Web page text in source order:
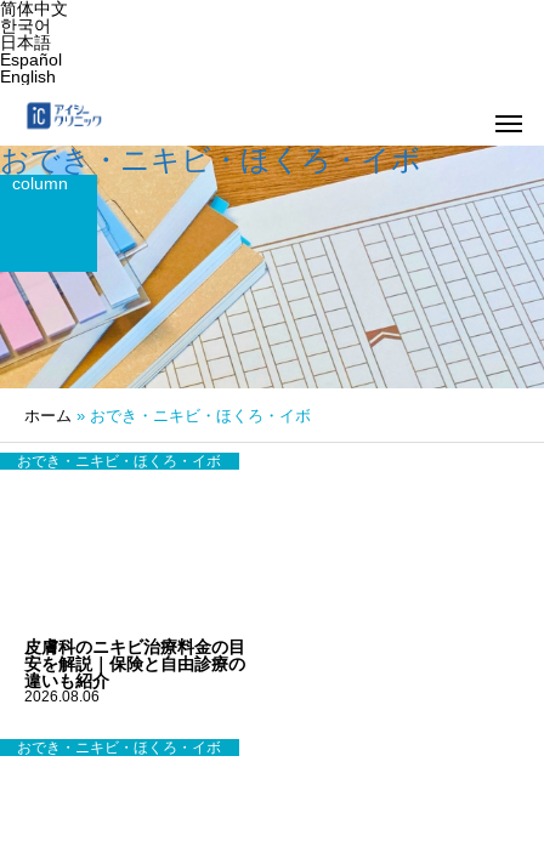
简体中文
한국어
日本語
Español
English
おでき・ニキビ・ほくろ・イボ
column
ホーム » おでき・ニキビ・ほくろ・イボ
おでき・ニキビ・ほくろ・イボ
皮膚科のニキビ治療料金の目
安を解説｜保険と自由診療の
違いも紹介
2026.08.06
おでき・ニキビ・ほくろ・イボ